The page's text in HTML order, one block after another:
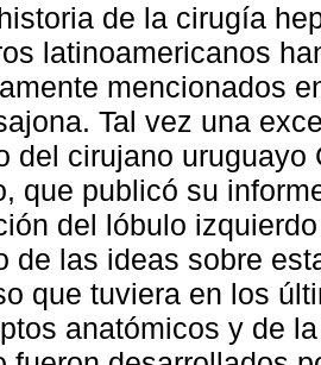
de la cirugía
latinoamericanos
mencionados
Tal vez una
del cirujano uruguayo
que publicó su
del lóbulo
de las ideas sobre
que tuviera en los
anatómicos y de